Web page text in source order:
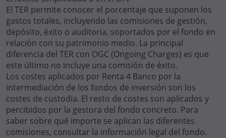
El TER permite conocer el porcentaje que suponen los
gastos totales, incluyendo las comisiones de gestión,
depósito, éxito o auditoria, soportados por el fondo en
relación con su patrimonio medio. La principal
diferencia del TER con OGC (Ongoing Charges) es que
este último no incluye una comisión de éxito.
Los costes aplicados por Renta 4 Banco por la
intermediación de los fondos de inversión son los
costes de custodia. El resto de costes son aplicados y
percibidos por la gestora del fondo concreto. Para
saber sobre qué importe se aplican las diferentes
comisiones, consultar la información legal del fondo.